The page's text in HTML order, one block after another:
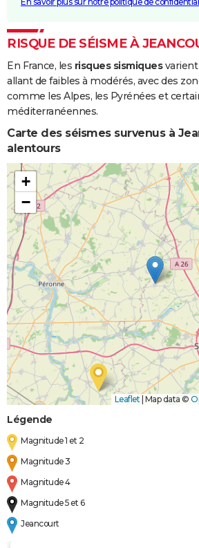
RISQUE DE SÉISME À
En France, les risques sismiquesvarient
allant de faibles à modérés, avec des
comme les Alpes, les Pyrénées et
méditerranéennes.
Carte des séismes survenus à
alentours
+
−
Leaflet | Map data ©
Légende
Magnitude 1 et 2
Magnitude 3
Magnitude 4
Magnitude 5 et 6
Jeancourt